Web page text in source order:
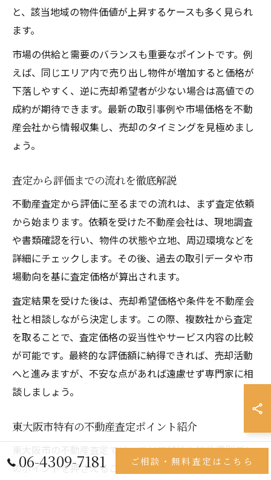
と、該当地域の物件価値が上昇するケースも多く見られ
ます。
市場の供給と需要のバランスも重要なポイントです。例
えば、同じエリア内で売り出し物件が増加すると価格が
下落しやすく、逆に売却希望者が少ない場合は高値での
成約が期待できます。最新の取引事例や市場価格を不動
産会社から情報収集し、売却のタイミングを見極めまし
ょう。
査定から評価までの流れを徹底解説
不動産査定から評価に至るまでの流れは、まず査定依頼
から始まります。依頼を受けた不動産会社は、現地調査
や書類確認を行い、物件の状態や立地、周辺環境などを
詳細にチェックします。その後、過去の取引データや市
場動向を基に査定価格が算出されます。
査定結果を受けた後は、売却希望価格や条件を不動産会
社と相談しながら決定します。この際、複数社から査定
を取ることで、査定価格の妥当性やサービス内容の比較
が可能です。最終的な評価額に納得できれば、売却活動
へと進みますが、不安な点があれば遠慮せず専門家に相
談しましょう。
東大阪市特有の不動産査定ポイント紹介
東大阪市の不動産査定では、エリア特性や物件種別ごと
のポイントを押さえることが重要です。例えば、石切・
06-4309-7181 ご相談・無料査定はこちら